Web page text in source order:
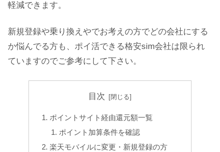
軽減できます。
新規登録や乗り換えやでお考えの方でどの会社にする
か悩んでる方も、ポイ活できる格安sim会社は限られ
ていますのでご参考にして下さい。
目次
ポイントサイト経由還元額一覧
ポイント加算条件を確認
楽天モバイルに変更・新規登録の方